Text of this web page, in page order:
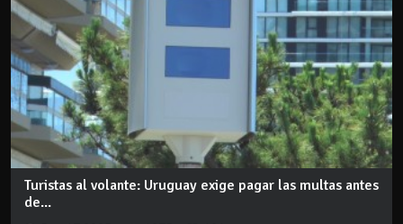
Turistas al volante: Uruguay exige pagar las multas antes
de...